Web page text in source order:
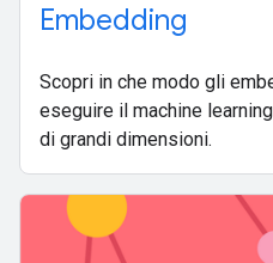
Embedding
Scopri in che modo gli
eseguire il machine
di grandi dimensioni.